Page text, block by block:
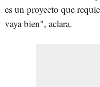
es un proyecto que
vaya bien", aclara.